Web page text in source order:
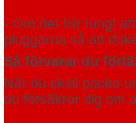
- Om det blir tungt
pluggarna så att
Så förvarar du
När du skall packa
du försäkrar dig om